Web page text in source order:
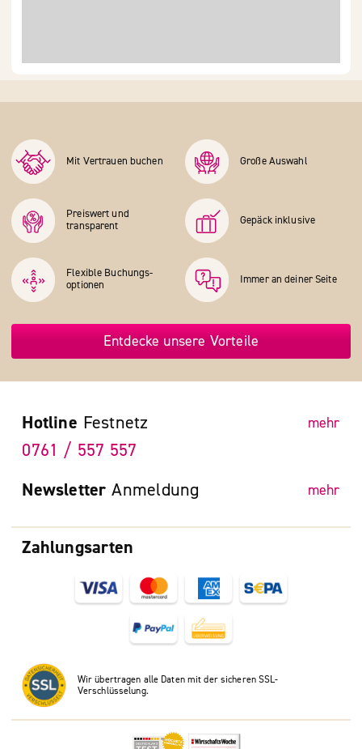
Mit Vertrauen buchen Große Auswahl
Preiswert und
transparent
Gepäck inklusive
Flexible Buchungs­
optionen
Immer an deiner Seite
Entdecke unsere Vorteile
Zahlungsarten
Wir übertragen alle Daten mit der sicheren SSL-
Verschlüsselung.
Hotline Festnetz mehr
0761 / 557 557
Newsletter Anmeldung mehr